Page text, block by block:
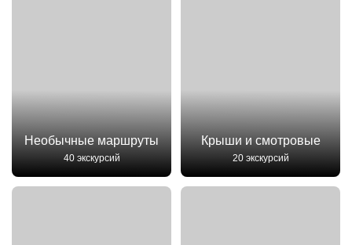
Необычные маршруты
40 экскурсий
Крыши и смотровые
20 экскурсий